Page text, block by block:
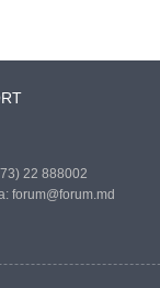
22 888002
forum@forum.md